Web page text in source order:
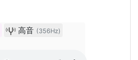
高音 (356Hz)